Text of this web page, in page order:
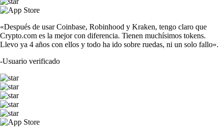
«Después de usar Coinbase, Robinhood y Kraken, tengo claro que
Crypto.com es la mejor con diferencia. Tienen muchísimos tokens.
Llevo ya 4 años con ellos y todo ha ido sobre ruedas, ni un solo fallo».
-Usuario verificado